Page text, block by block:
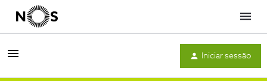
Menu
Iniciar sessão